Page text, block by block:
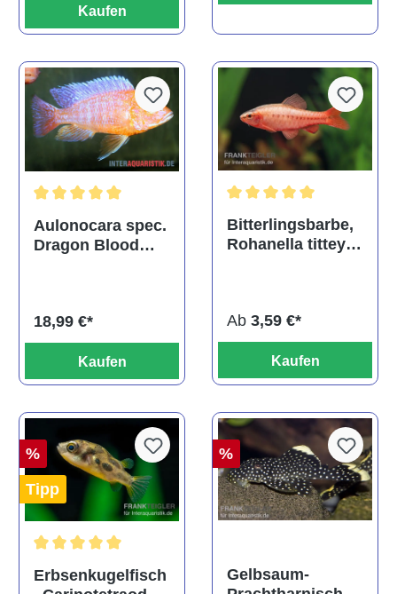
Kaufen
Durchschnittliche Bewertung von 5 von 5 Sternen
Aulonocara spec.
Dragon Blood
18,99 €*
Kaufen
Bitterlingsbarbe,
Rohanella titteya,
Ab 3,59 €*
Kaufen
%
Tipp
Durchschnittliche Bewertung von 5 von 5 Sternen
Erbsenkugelfisch
%
Gelbsaum-